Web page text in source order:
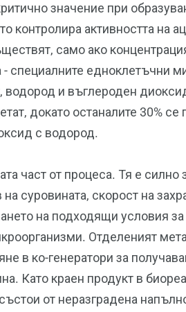
значение при
контролира активността на
само ако
- специалните едноклетъчни
водород и въглероден
докато останалите 30%
с водород.
част от процеса. Тя е
суровината, скорост на
на подходящи условия
Отделеният
в ко-генератори за
Като краен продукт в
от неразградена